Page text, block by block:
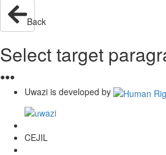
Back
Select target
●●●
Uwazi is developed by
CEJIL